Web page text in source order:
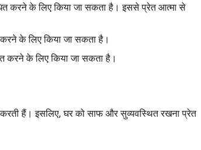
करने के लिए किया जा सकता है। इससे प्रेत आत्मा से
के लिए किया जा सकता है।
करने के लिए किया जा सकता है।
हैं। इसलिए,घर को साफ और सुव्यवस्थित रखना प्रेत